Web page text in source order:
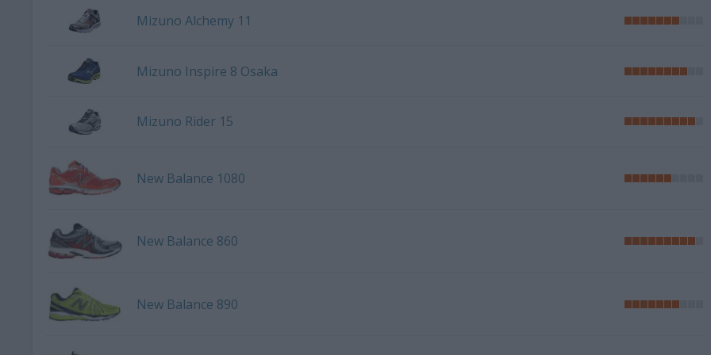
Mizuno Alchemy 11
Mizuno Inspire 8 Osaka
Mizuno Rider 15
New Balance 1080
New Balance 860
New Balance 890